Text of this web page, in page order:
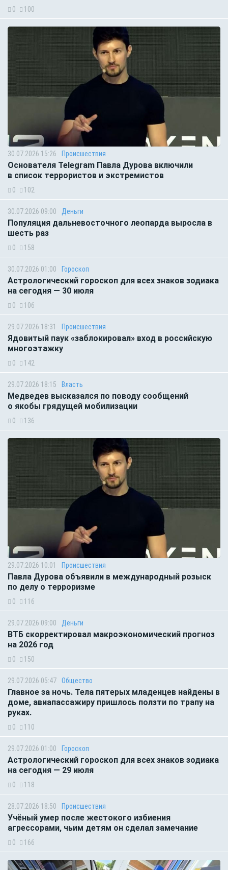
0 100
30.07.2026 15:26 Происшествия
Основателя Telegram Павла Дурова включили
в список террористов и экстремистов
0 102
30.07.2026 09:00 Деньги
Популяция дальневосточного леопарда выросла в
шесть раз
0 158
30.07.2026 01:00 Гороскоп
Астрологический гороскоп для всех знаков зодиака
на сегодня — 30 июля
0 106
29.07.2026 18:31 Происшествия
Ядовитый паук «заблокировал» вход в российскую
многоэтажку
0 142
29.07.2026 18:15 Власть
Медведев высказался по поводу сообщений
о якобы грядущей мобилизации
0 136
29.07.2026 10:01 Происшествия
Павла Дурова объявили в международный розыск
по делу о терроризме
0 116
29.07.2026 09:00 Деньги
ВТБ скорректировал макроэкономический прогноз
на 2026 год
0 150
29.07.2026 05:47 Общество
Главное за ночь. Тела пятерых младенцев найдены в
доме, авиапассажиру пришлось ползти по трапу на
руках.
0 110
29.07.2026 01:00 Гороскоп
Астрологический гороскоп для всех знаков зодиака
на сегодня — 29 июля
0 118
28.07.2026 18:50 Происшествия
Учёный умер после жестокого избиения
агрессорами, чьим детям он сделал замечание
0 166